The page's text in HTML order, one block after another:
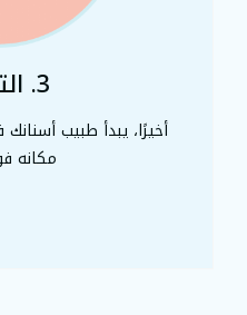
3. التركيب
أخيرًا، يبدأ طبيب
مكانه